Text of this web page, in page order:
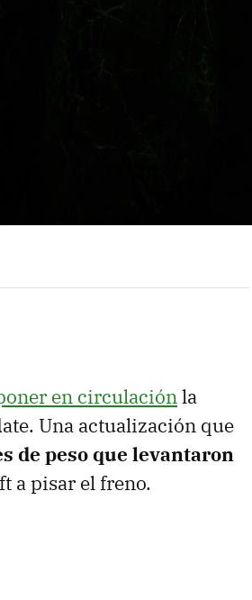
en circulaciónla
Una actualización que
de peso que levantaron
a pisar el freno.